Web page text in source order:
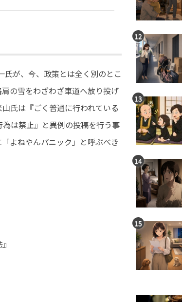
が、今、政策とは全く別のとこ
の雪をわざわざ車道へ放り投げ
氏は『ごく普通に行われている
は禁止』と異例の投稿を行う事
よねやんパニック」と呼ぶべき